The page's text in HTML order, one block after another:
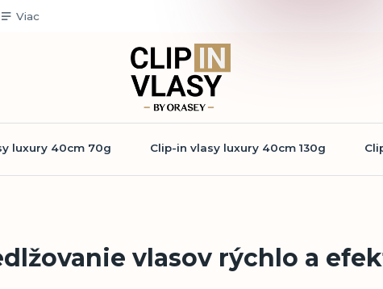
Viac
luxury 40cm 70g Clip-in vlasy luxury 40cm 130g
vlasov rýchlo a